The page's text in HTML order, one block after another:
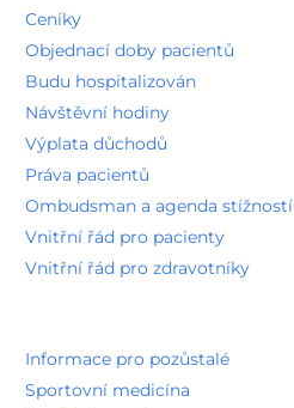
Ceníky
Objednací doby pacientů
Budu hospitalizován
Návštěvní hodiny
Výplata důchodů
Práva pacientů
Ombudsman a agenda stížností
Vnitřní řád pro pacienty
Vnitřní řád pro zdravotníky
Informace pro pozůstalé
Sportovní medicína